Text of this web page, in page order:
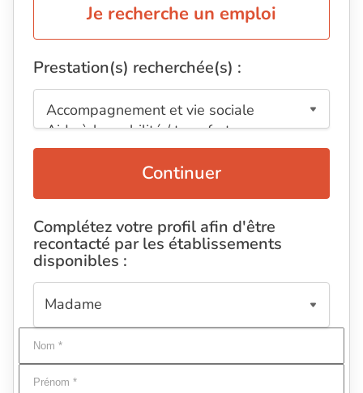
Je recherche un emploi
Prestation(s) recherchée(s) :
Continuer
Complétez votre profil afin d'être
recontacté par les établissements
disponibles :